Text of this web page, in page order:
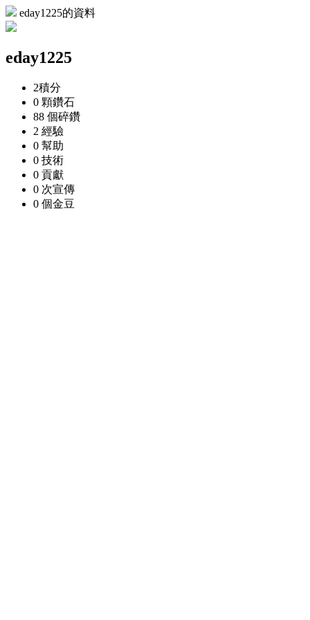
eday1225的資料
eday1225
2積分
0 顆鑽石
88 個碎鑽
2 經驗
0 幫助
0 技術
0 貢獻
0 次宣傳
0 個金豆